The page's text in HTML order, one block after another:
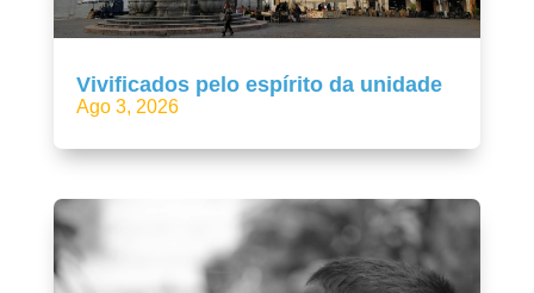
Vivificados pelo espírito da unidade
Ago 3, 2026